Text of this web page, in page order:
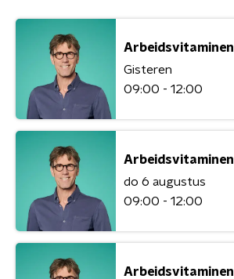
Arbeidsvitaminen
Gisteren
09:00 - 12:00
Arbeidsvitaminen
do 6 augustus
09:00 - 12:00
Arbeidsvitaminen